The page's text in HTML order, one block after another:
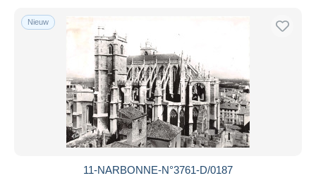
Nieuw
11-NARBONNE-N°3761-D/0187